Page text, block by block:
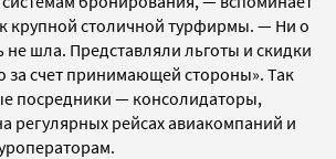
крупной столичной турфирмы. — Ни о
не шла. Представляли льготы и скидки
за счет принимающей стороны». Так
посредники — консолидаторы,
регулярных рейсах авиакомпаний и